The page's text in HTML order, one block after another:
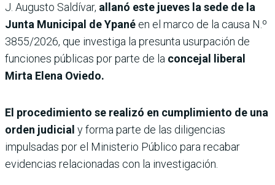
J. Augusto Saldívar, allanó este jueves la sede de la
Junta Municipal de Ypané en el marco de la causa N.º
3855/2026, que investiga la presunta usurpación de
funciones públicas por parte de la concejal liberal
Mirta Elena Oviedo.
El procedimiento se realizó en cumplimiento de una
orden judicial y forma parte de las diligencias
impulsadas por el Ministerio Público para recabar
evidencias relacionadas con la investigación.